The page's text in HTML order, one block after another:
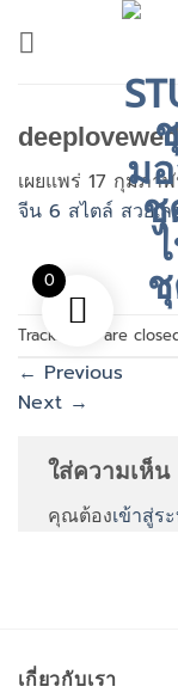
เผยแพร่ 17 กุมภา
จีน 6 สไตล์ สวยเ
Trackbacks are
← Previous
Next →
ใส่ความเห็น
คุณต้องเข้าสู่ร
เกี่ยวกับเรา
0